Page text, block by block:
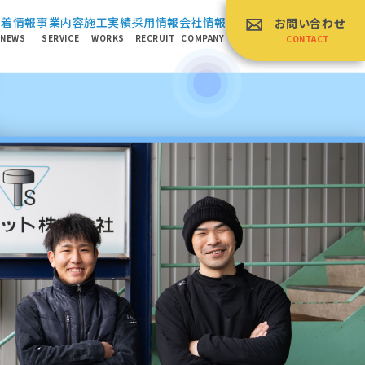
情報
NEWS
事業内容
SERVICE
施⼯実績
WORKS
採⽤情報
RECRUIT
会社情報
COMPANY
お問い合わせ
CONTACT